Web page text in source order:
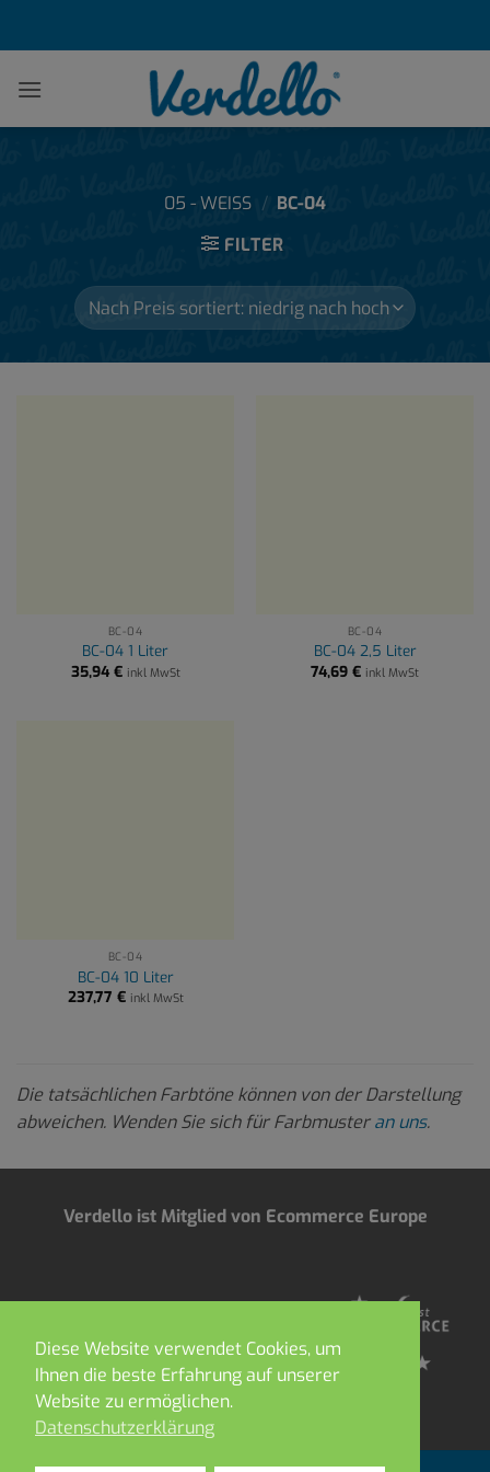
05 - WEISS / BC-04
FILTER
BC-04
BC-04 1 Liter
35,94 € inkl MwSt
BC-04
BC-04 2,5 Liter
74,69 € inkl MwSt
BC-04
BC-04 10 Liter
237,77 € inkl MwSt
Die tatsächlichen Farbtöne können von der Darstellung
abweichen. Wenden Sie sich für Farbmusteran uns.
Verdello ist Mitglied von Ecommerce Europe
Diese Website verwendet Cookies, um
Ihnen die beste Erfahrung auf unserer
Website zu ermöglichen.
Datenschutzerklärung